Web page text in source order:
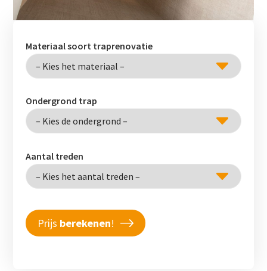
Materiaal soort traprenovatie
Ondergrond trap
Aantal treden
Prijs berekenen!